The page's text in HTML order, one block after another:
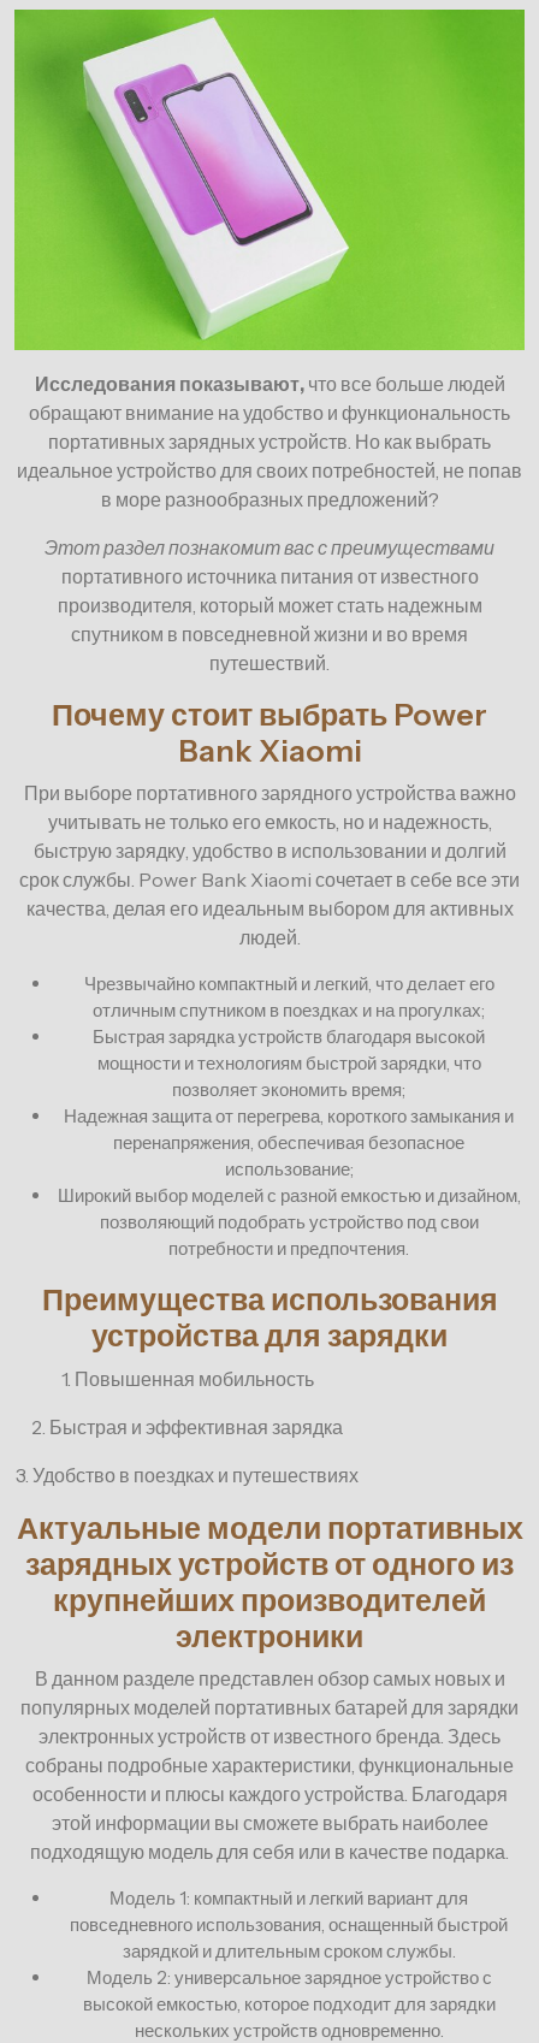
Исследования показывают,что все больше людей
обращают внимание на удобство и функциональность
портативных зарядных устройств. Но как выбрать
идеальное устройство для своих потребностей, не попав
в море разнообразных предложений?
Этот раздел познакомит вас с преимуществами
портативного источника питания от известного
производителя, который может стать надежным
спутником в повседневной жизни и во время
путешествий.
Почему стоит выбрать Power
Bank Xiaomi
При выборе портативного зарядного устройства важно
учитывать не только его емкость, но и надежность,
быструю зарядку, удобство в использовании и долгий
срок службы. Power Bank Xiaomi сочетает в себе все эти
качества, делая его идеальным выбором для активных
людей.
Чрезвычайно компактный и легкий, что делает его
отличным спутником в поездках и на прогулках;
Быстрая зарядка устройств благодаря высокой
мощности и технологиям быстрой зарядки, что
позволяет экономить время;
Надежная защита от перегрева, короткого замыкания и
перенапряжения, обеспечивая безопасное
использование;
Широкий выбор моделей с разной емкостью и дизайном,
позволяющий подобрать устройство под свои
потребности и предпочтения.
Преимущества использования
устройства для зарядки
1. Повышенная мобильность
2. Быстрая и эффективная зарядка
3. Удобство в поездках и путешествиях
Актуальные модели портативных
зарядных устройств от одного из
крупнейших производителей
электроники
В данном разделе представлен обзор самых новых и
популярных моделей портативных батарей для зарядки
электронных устройств от известного бренда. Здесь
собраны подробные характеристики, функциональные
особенности и плюсы каждого устройства. Благодаря
этой информации вы сможете выбрать наиболее
подходящую модель для себя или в качестве подарка.
Модель 1: компактный и легкий вариант для
повседневного использования, оснащенный быстрой
зарядкой и длительным сроком службы.
Модель 2: универсальное зарядное устройство с
высокой емкостью, которое подходит для зарядки
нескольких устройств одновременно.